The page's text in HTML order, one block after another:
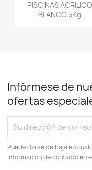
PISCINAS ACRILICO
BLANCO 5Kg
Infórmese de
ofertas
Puede darse de baja en
información de contacto en